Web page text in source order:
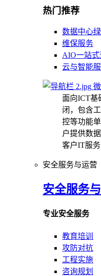
热门推荐
数据中心
维保服务
AIO一站
云与智能
面向ICT基
闭，包含
控等功能
户提供数
客户IT服务
安全服务与运营
安全服务
专业安全服务
教育培训
攻防对抗
工程实施
咨询规划